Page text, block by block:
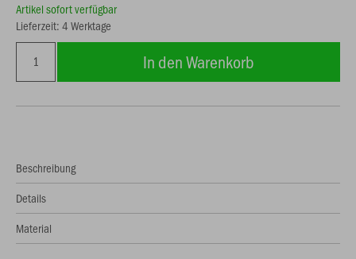
Artikel sofort verfügbar
Lieferzeit: 4 Werktage
In den Warenkorb
Beschreibung
Details
Material